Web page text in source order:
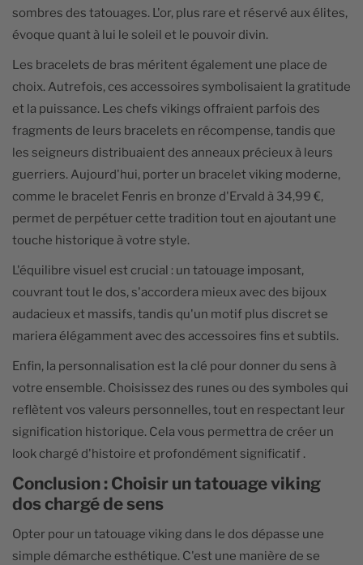
sombres des tatouages. L'or, plus rare et réservé aux élites,
évoque quant à lui le soleil et le pouvoir divin.
Les bracelets de bras méritent également une place de
choix. Autrefois, ces accessoires symbolisaient la gratitude
et la puissance. Les chefs vikings offraient parfois des
fragments de leurs bracelets en récompense, tandis que
les seigneurs distribuaient des anneaux précieux à leurs
guerriers. Aujourd'hui, porter un bracelet viking moderne,
comme le bracelet Fenris en bronze d'Ervald à 34,99 €,
permet de perpétuer cette tradition tout en ajoutant une
touche historique à votre style.
L'équilibre visuel est crucial : un tatouage imposant,
couvrant tout le dos, s'accordera mieux avec des bijoux
audacieux et massifs, tandis qu'un motif plus discret se
mariera élégamment avec des accessoires fins et subtils.
Enfin, la personnalisation est la clé pour donner du sens à
votre ensemble. Choisissez des runes ou des symboles qui
reflètent vos valeurs personnelles, tout en respectant leur
signification historique. Cela vous permettra de créer un
look chargé d'histoire et profondément significatif .
Conclusion : Choisir un tatouage viking
dos chargé de sens
Opter pour un tatouage viking dans le dos dépasse une
simple démarche esthétique. C'est une manière de se